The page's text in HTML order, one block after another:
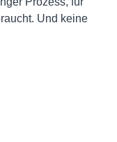
Und keine